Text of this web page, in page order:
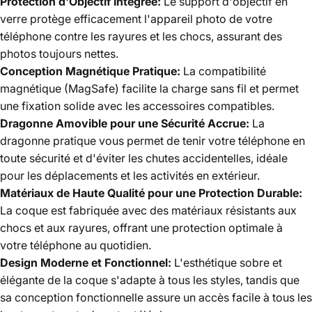
verre protège efficacement l'appareil photo de votre
téléphone contre les rayures et les chocs, assurant des
photos toujours nettes.
Conception Magnétique Pratique: La compatibilité
magnétique (MagSafe) facilite la charge sans fil et permet
une fixation solide avec les accessoires compatibles.
Dragonne Amovible pour une Sécurité Accrue: La
dragonne pratique vous permet de tenir votre téléphone en
toute sécurité et d'éviter les chutes accidentelles, idéale
pour les déplacements et les activités en extérieur.
Matériaux de Haute Qualité pour une Protection Durable:
La coque est fabriquée avec des matériaux résistants aux
chocs et aux rayures, offrant une protection optimale à
votre téléphone au quotidien.
Design Moderne et Fonctionnel: L'esthétique sobre et
élégante de la coque s'adapte à tous les styles, tandis que
sa conception fonctionnelle assure un accès facile à tous les